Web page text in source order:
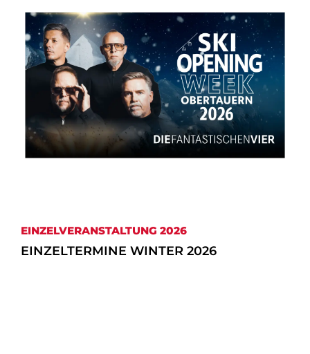
EIN­ZEL­VER­AN­STAL­TUNG 2026
EINZELTERMINE WINTER 2026